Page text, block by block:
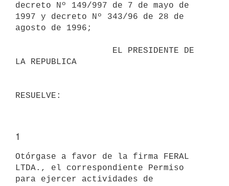
decreto Nº 149/997 de 7 de mayo de
1997 y decreto Nº 343/96 de 28 de
agosto de 1996;
LA REPUBLICA
1
Otórgase a favor de la firma FERAL
LTDA., el correspondiente Permiso
para ejercer actividades de